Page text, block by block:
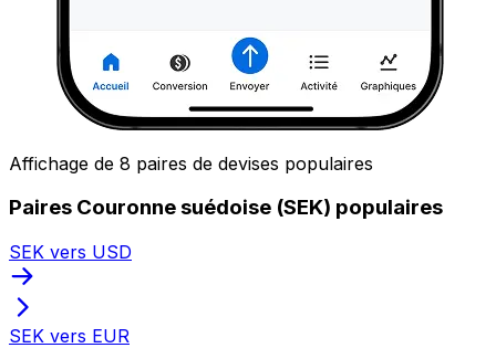
Affichage de 8 paires de devises populaires
Paires Couronne suédoise (SEK) populaires
SEK vers USD
SEK vers EUR